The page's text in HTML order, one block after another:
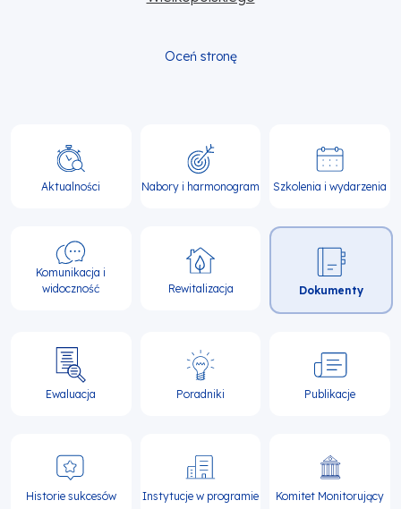
Oceń stronę
Główna
nawigacja
Aktualności Nabory i harmonogram Szkolenia i wydarzenia
Komunikacja i
widoczność
Rewitalizacja Dokumenty
Ewaluacja Poradniki Publikacje
Historie sukcesów Instytucje w programie Komitet Monitorujący